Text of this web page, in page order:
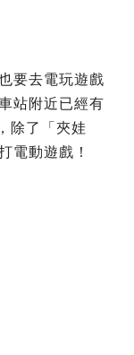
要去電玩遊戲
站附近已經有
除了「夾娃
電動遊戲！